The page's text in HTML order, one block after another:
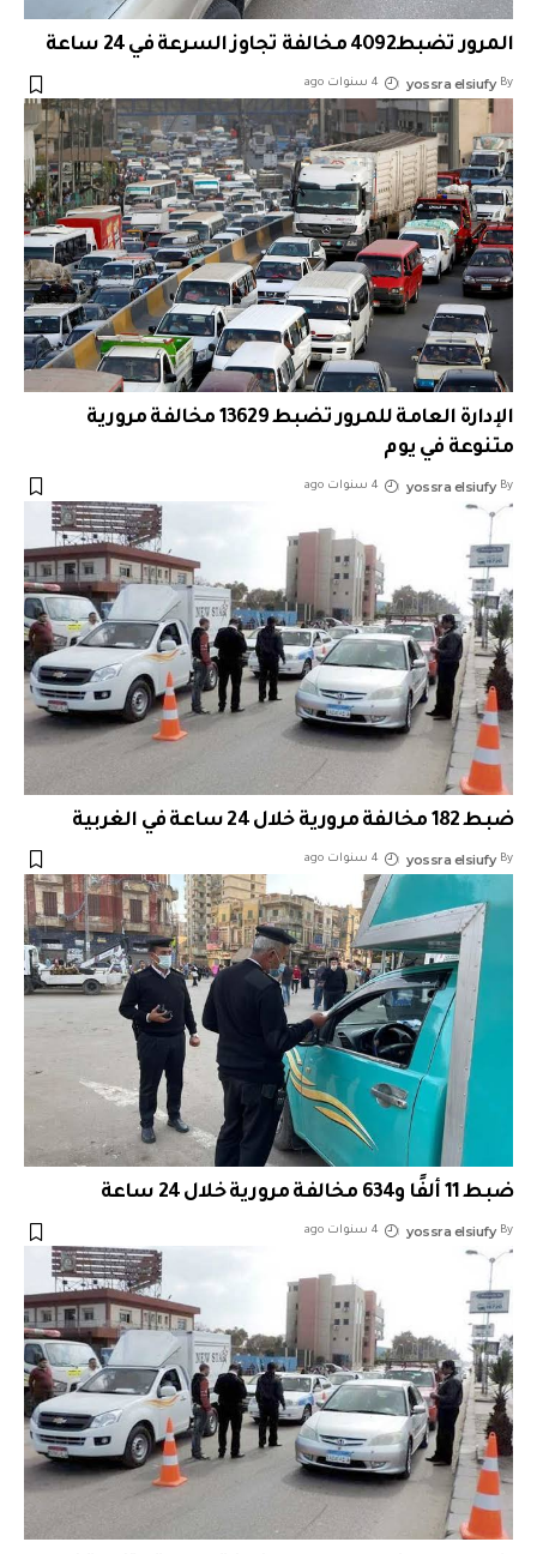
المرور تضبط4092 مخالفة تجاوز السرعة في 24 ساعة
By
yossra elsiufy 4 سنوات ago
الإدارة العامة للمرور تضبط 13629 مخالفة مرورية
متنوعة في يوم
By
yossra elsiufy 4 سنوات ago
ضبط 182 مخالفة مرورية خلال 24 ساعة في الغربية
By
yossra elsiufy 4 سنوات ago
ضبط 11 ألفًا و634 مخالفة مرورية خلال 24 ساعة
By
yossra elsiufy 4 سنوات ago